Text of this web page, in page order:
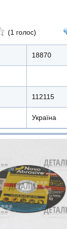
(1 голос)
18870
112115
Україна